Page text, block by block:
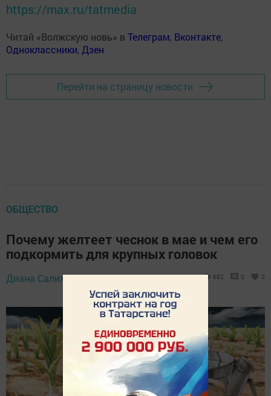
https://max.ru/tatmedia
Читай «Волжскую новь» в Телеграм, Вконтакте,
Одноклассники, Дзен
Перейти на страницу новости
ОБЩЕСТВО
Почему желтеет чеснок в мае и чем его
подкормить для крупных головок
Диана Салихзанова, 4 мая 2026 - 18:00 682 0 0